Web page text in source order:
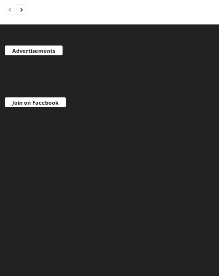
Advertisements
Join on Facebook